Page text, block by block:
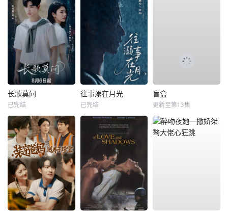
长歌莫问
已完结
往事溺在月光
已完结
盲盒
更新至第13集